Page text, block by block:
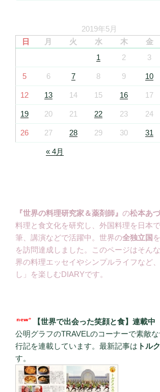
2019年5月
日
月 火 水 木 金
1
2 3
5 6 7 8 9 10
12 13 14 15 16 17
19 20 21 22 23 24
26 27 28 29 30 31
« 4月
『世界の料理研究家＆薬剤師』 の松本あ
料理と食文化を研究し、外国料理を日本
筆、講演などで活躍中。世界の全独立国
を訪問達成しました。このページはそん
界の料理エッセイやシンプルライフなど
し」を楽しむDIARYです。
【世界で出会った笑顔と食】連載中
公明グラフのTRAVELのコーナーで素敵
行記を連載しています。最新記事は トル
す。